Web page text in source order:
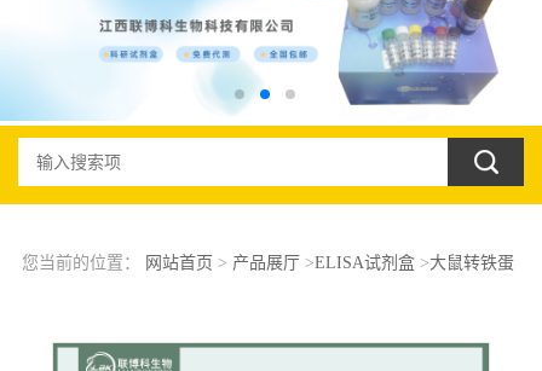
您当前的位置： 网站首页 > 产品展厅 >ELISA试剂盒>大鼠转铁蛋